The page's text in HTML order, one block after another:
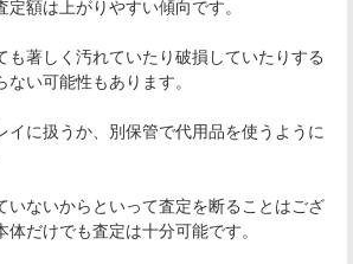
額は上がりやすい傾向です。
も著しく汚れていたり破損していたりする
い可能性もあります。
イに扱うか、別保管で代用品を使うように
いないからといって査定を断ることはござ
だけでも査定は十分可能です。